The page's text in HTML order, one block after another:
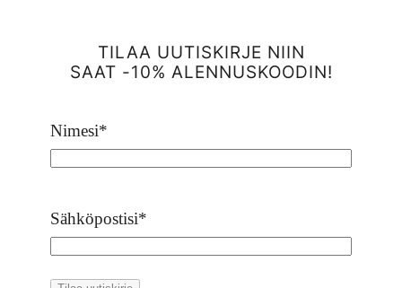
TILAA UUTISKIRJE NIIN
SAAT -10% ALENNUSKOODIN!
Nimesi*
Sähköpostisi*